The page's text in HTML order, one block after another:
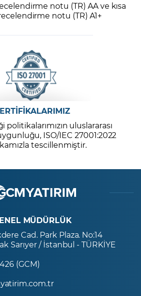
notu (TR) AA ve kısa
notu (TR) A1+
politikalarımızın uluslararası
ISO/IEC 27001:2022
tescillenmiştir.
MÜDÜRLÜK
Cad. Park Plaza. No:14
Sarıyer / İstanbul - TÜRKİYE
(GCM)